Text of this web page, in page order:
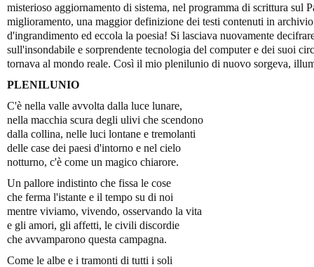
misterioso aggiornamento di sistema, nel programma di scrittura sul
miglioramento, una maggior definizione dei testi contenuti in
d'ingrandimento ed eccola la poesia! Si lasciava nuovamente
sull'insondabile e sorprendente tecnologia del computer e dei suoi
tornava al mondo reale. Così il mio plenilunio di nuovo sorgeva,
PLENILUNIO
C'è nella valle avvolta dalla luce lunare,
nella macchia scura degli ulivi che scendono
dalla collina, nelle luci lontane e tremolanti
delle case dei paesi d'intorno e nel cielo
notturno, c'è come un magico chiarore.
Un pallore indistinto che fissa le cose
che ferma l'istante e il tempo su di noi
mentre viviamo, vivendo, osservando la vita
e gli amori, gli affetti, le civili discordie
che avvamparono questa campagna.
Come le albe e i tramonti di tutti i soli